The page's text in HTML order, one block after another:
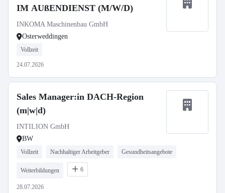
IM AUßENDIENST (M/W/D)
INKOMA Maschinenbau GmbH
Osterweddingen
Vollzeit
24.07.2026
Sales Manager:in DACH-Region
(m|w|d)
INTILION GmbH
BW
Vollzeit Nachhaltiger Arbeitgeber Gesundheitsangebote
Weiterbildungen 6
28.07.2026